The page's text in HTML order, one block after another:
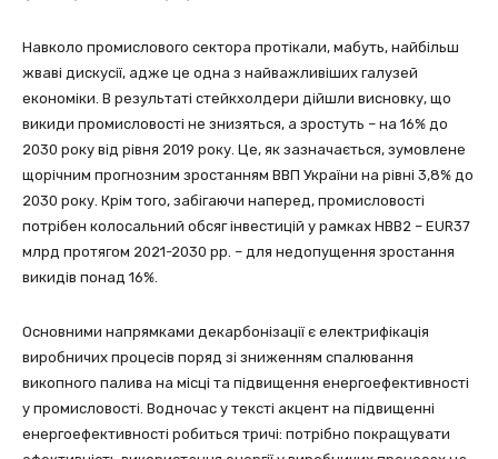
Навколо промислового сектора протікали, мабуть, найбільш
жваві дискусії, адже це одна з найважливіших галузей
економіки. В результаті стейкхолдери дійшли висновку, що
викиди промисловості не знизяться, а зростуть – на 16% до
2030 року від рівня 2019 року. Це, як зазначається, зумовлене
щорічним прогнозним зростанням ВВП України на рівні 3,8% до
2030 року. Крім того, забігаючи наперед, промисловості
потрібен колосальний обсяг інвестицій у рамках НВВ2 – EUR37
млрд протягом 2021-2030 рр. – для недопущення зростання
викидів понад 16%.
Основними напрямками декарбонізації є електрифікація
виробничих процесів поряд зі зниженням спалювання
викопного палива на місці та підвищення енергоефективності
у промисловості. Водночас у тексті акцент на підвищенні
енергоефективності робиться тричі: потрібно покращувати